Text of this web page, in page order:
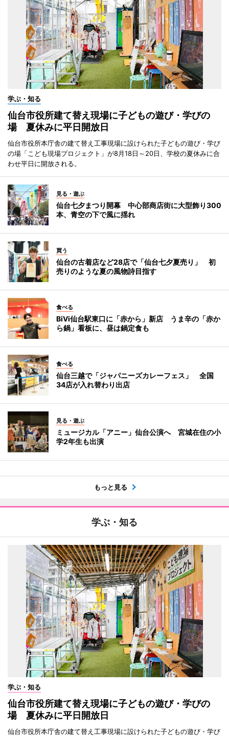
学ぶ・知る
仙台市役所建て替え現場に子どもの遊び・学びの
場 夏休みに平日開放日
仙台市役所本庁舎の建て替え工事現場に設けられた子どもの遊び・学び
の場「こども現場プロジェクト」が8月18日～20日、学校の夏休みに合
わせ平日に開放される。
見る・遊ぶ
仙台七夕まつり開幕 中心部商店街に大型飾り300
本、青空の下で風に揺れ
買う
仙台の古着店など28店で「仙台七夕夏売り」 初
売りのような夏の風物詩目指す
食べる
BiVi仙台駅東口に「赤から」新店 うま辛の「赤か
ら鍋」看板に、昼は鍋定食も
食べる
仙台三越で「ジャパニーズカレーフェス」 全国
34店が入れ替わり出店
見る・遊ぶ
ミュージカル「アニー」仙台公演へ 宮城在住の小
学2年生も出演
もっと見る
学ぶ・知る
学ぶ・知る
仙台市役所建て替え現場に子どもの遊び・学びの
場 夏休みに平日開放日
仙台市役所本庁舎の建て替え工事現場に設けられた子どもの遊び・学び